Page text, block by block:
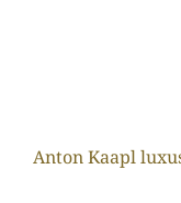
Anton Kaapl